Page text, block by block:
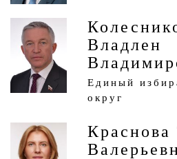
Владлен
Единый
округ
Краснова